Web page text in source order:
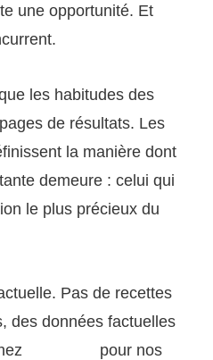
une opportunité. Et
les habitudes des
de résultats. Les
la manière dont
demeure : celui qui
le plus précieux du
Pas de recettes
des données factuelles
pour nos